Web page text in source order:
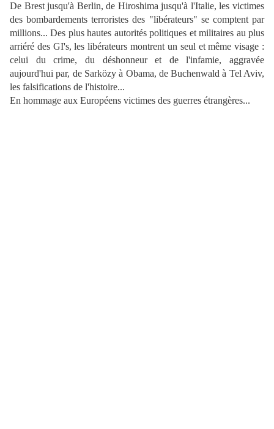
De Brest jusqu'à Berlin, de Hiroshima jusqu'à l'Italie, les victimes
des bombardements terroristes des "libérateurs" se comptent par
millions... Des plus hautes autorités politiques et militaires au plus
arriéré des GI's, les libérateurs montrent un seul et même visage :
celui du crime, du déshonneur et de l'infamie, aggravée
aujourd'hui par, de Sarközy à Obama, de Buchenwald à Tel Aviv,
les falsifications de l'histoire...
En hommage aux Européens victimes des guerres étrangères...